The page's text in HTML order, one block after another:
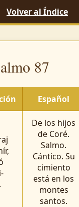
Volver al Índice
87
Español
De los hijos
de Coré.
Salmo.
Cántico. Su
cimiento
está en los
montes
santos.